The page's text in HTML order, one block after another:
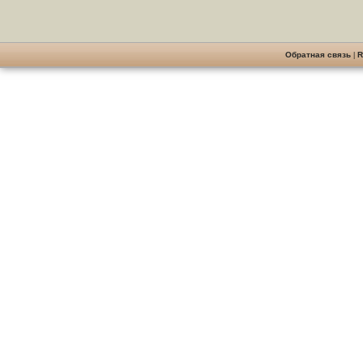
Обратная связь